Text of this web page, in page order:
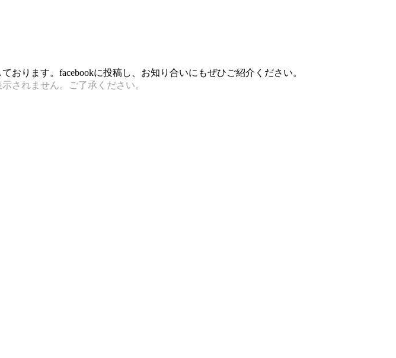
ります。facebookに投稿し、お知り合いにもぜひご紹介ください。
されません。ご了承ください。